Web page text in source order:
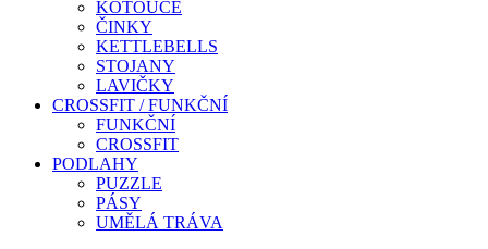
KOTOUČE
ČINKY
KETTLEBELLS
STOJANY
LAVIČKY
CROSSFIT / FUNKČNÍ
FUNKČNÍ
CROSSFIT
PODLAHY
PUZZLE
PÁSY
UMĚLÁ TRÁVA